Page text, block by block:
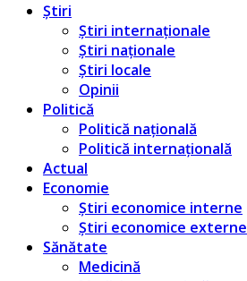
Știri
Știri internaționale
Știri naționale
Știri locale
Opinii
Politică
Politică națională
Politică internațională
Actual
Economie
Știri economice interne
Știri economice externe
Sănătate
Medicină